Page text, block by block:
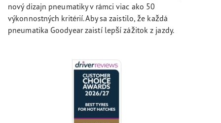
nový dizajn pneumatiky v rámci viac ako 50
výkonnostných kritérií. Aby sa zaistilo, že každá
pneumatika Goodyear zaistí lepší zážitok z jazdy.